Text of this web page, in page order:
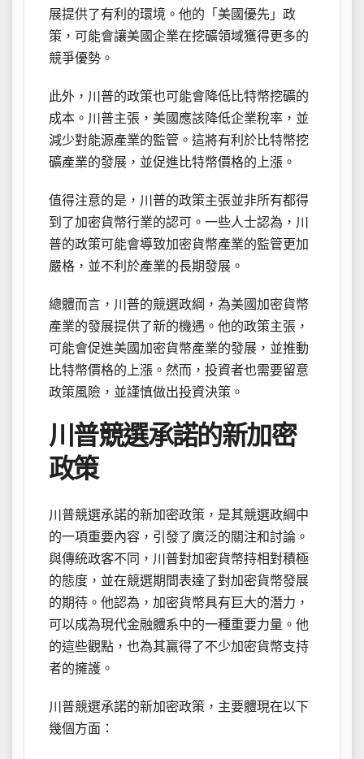
展提供了有利的環境。他的「美國優先」政
策，可能會讓美國企業在挖礦領域獲得更多的
競爭優勢。
此外，川普的政策也可能會降低比特幣挖礦的
成本。川普主張，美國應該降低企業稅率，並
減少對能源產業的監管。這將有利於比特幣挖
礦產業的發展，並促進比特幣價格的上漲。
值得注意的是，川普的政策主張並非所有都得
到了加密貨幣行業的認可。一些人士認為，川
普的政策可能會導致加密貨幣產業的監管更加
嚴格，並不利於產業的長期發展。
總體而言，川普的競選政綱，為美國加密貨幣
產業的發展提供了新的機遇。他的政策主張，
可能會促進美國加密貨幣產業的發展，並推動
比特幣價格的上漲。然而，投資者也需要留意
政策風險，並謹慎做出投資決策。
川普競選承諾的新加密
政策
川普競選承諾的新加密政策，是其競選政綱中
的一項重要內容，引發了廣泛的關注和討論。
與傳統政客不同，川普對加密貨幣持相對積極
的態度，並在競選期間表達了對加密貨幣發展
的期待。他認為，加密貨幣具有巨大的潛力，
可以成為現代金融體系中的一種重要力量。他
的這些觀點，也為其贏得了不少加密貨幣支持
者的擁護。
川普競選承諾的新加密政策，主要體現在以下
幾個方面：